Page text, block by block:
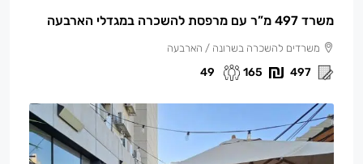
משרד 497 מ”ר עם מרפסת להשכרה במגדלי הארבעה
משרדים להשכרה בשרונה / הארבעה
497
165
49